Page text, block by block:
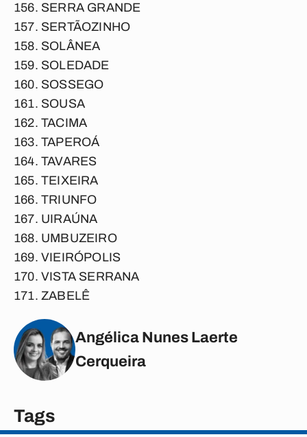
SERRA GRANDE
SERTÃOZINHO
SOLÂNEA
SOLEDADE
SOSSEGO
SOUSA
TACIMA
TAPEROÁ
TAVARES
TEIXEIRA
TRIUNFO
UIRAÚNA
UMBUZEIRO
VIEIRÓPOLIS
VISTA SERRANA
ZABELÊ
Angélica Nunes Laerte
Cerqueira
Tags